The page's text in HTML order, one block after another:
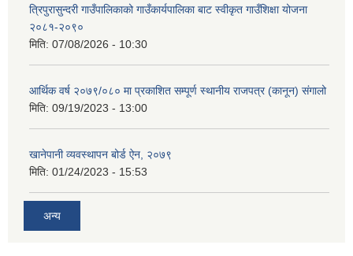
त्रिपुरासुन्दरी गाउँपालिकाको गाउँकार्यपालिका बाट स्वीकृत गाउँशिक्षा योजना
२०८१-२०९०
मिति: 07/08/2026 - 10:30
आर्थिक वर्ष २०७९/०८० मा प्रकाशित सम्पूर्ण स्थानीय राजपत्र (कानून) संगालो
मिति: 09/19/2023 - 13:00
खानेपानी व्यवस्थापन बोर्ड ऐन, २०७९
मिति: 01/24/2023 - 15:53
अन्य